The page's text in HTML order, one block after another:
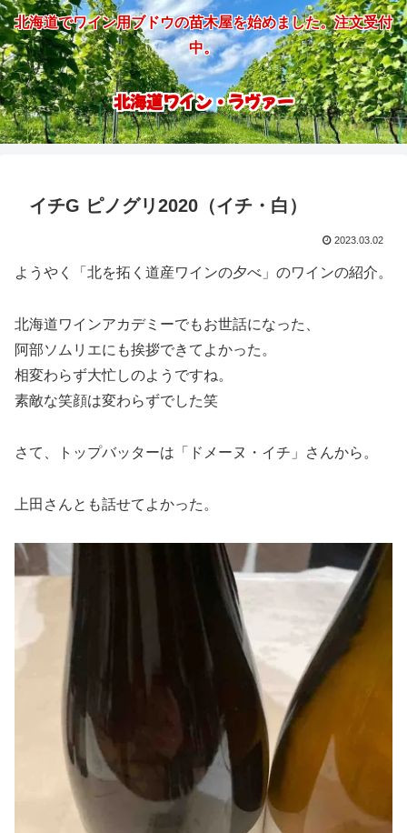
北海道でワイン用ブドウの苗木屋を始めました。注文受付
中。
北海道ワイン・ラヴァー
イチG ピノグリ2020（イチ・白）
2023.03.02
ようやく「北を拓く道産ワインの夕べ」のワインの紹介。
北海道ワインアカデミーでもお世話になった、
阿部ソムリエにも挨拶できてよかった。
相変わらず大忙しのようですね。
素敵な笑顔は変わらずでした笑
さて、トップバッターは「ドメーヌ・イチ」さんから。
上田さんとも話せてよかった。